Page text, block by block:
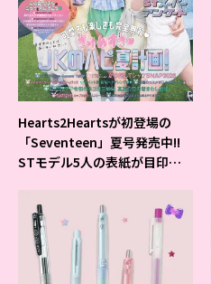
Hearts2Heartsが初登場の
「Seventeen」夏号発売中!!
STモデル5人の表紙が目印だ